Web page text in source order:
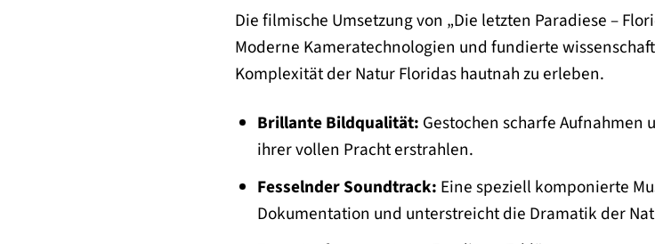
Die filmische Umsetzung von „Die letzten Paradiese –
Moderne Kameratechnologien und fundierte
Komplexität der Natur Floridas hautnah zu erleben.
Brillante Bildqualität: Gestochen scharfe
ihrer vollen Pracht erstrahlen.
Fesselnder Soundtrack: Eine speziell komponierte
Dokumentation und unterstreicht die Dramatik der